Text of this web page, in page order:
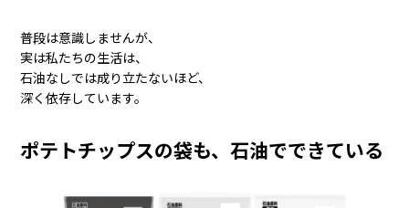
普段は意識しませんが、
実は私たちの生活は、
石油なしでは成り立たないほど、
深く依存しています。
ポテトチップスの袋も、石油でできている